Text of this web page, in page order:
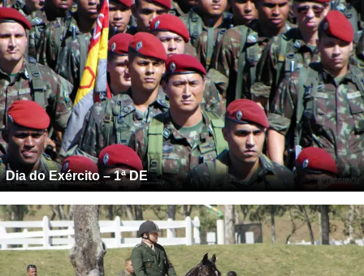
Dia do Exército – 1ª DE